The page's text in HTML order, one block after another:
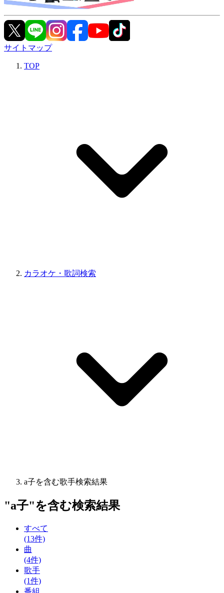
サイトマップ
TOP
カラオケ・歌詞検索
a子を含む歌手検索結果
"a子"を含む検索結果
すべて
(13件)
曲
(4件)
歌手
(1件)
番組